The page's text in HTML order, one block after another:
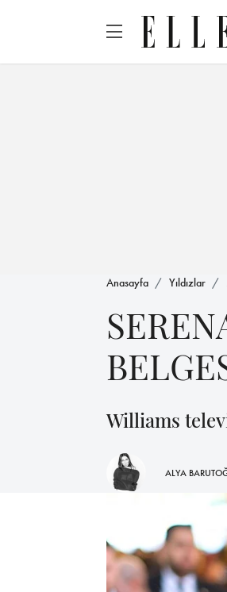
Anasayfa Yıldızlar
Williams
ALYA